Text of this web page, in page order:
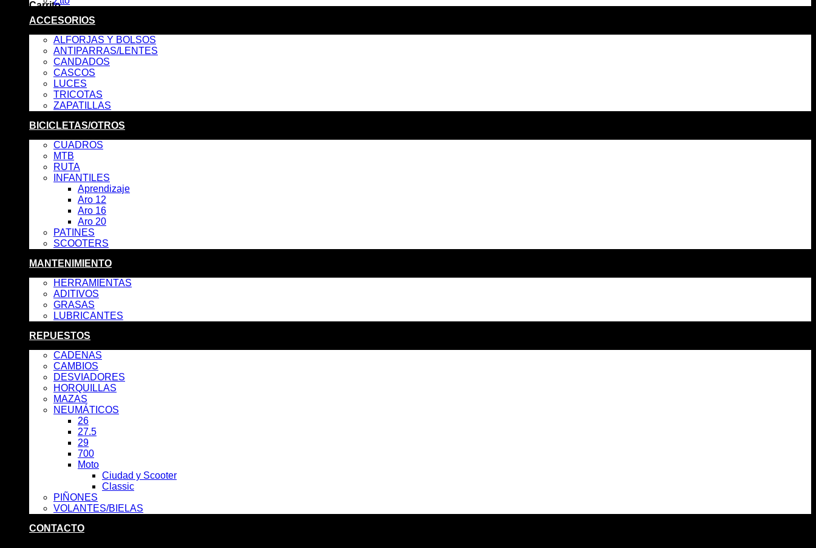
Carrito
ACCESORIOS
ALFORJAS Y BOLSOS
ANTIPARRAS/LENTES
CANDADOS
CASCOS
LUCES
TRICOTAS
ZAPATILLAS
BICICLETAS/OTROS
CUADROS
MTB
RUTA
INFANTILES
Aprendizaje
Aro 12
Aro 16
Aro 20
PATINES
SCOOTERS
MANTENIMIENTO
HERRAMIENTAS
ADITIVOS
GRASAS
LUBRICANTES
REPUESTOS
CADENAS
CAMBIOS
DESVIADORES
HORQUILLAS
MAZAS
NEUMÁTICOS
26
27.5
29
700
Moto
Ciudad y Scooter
Classic
PIÑONES
VOLANTES/BIELAS
CONTACTO